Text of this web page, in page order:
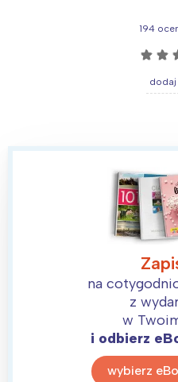
194
☆ ☆
dodaj
na
z
w
i odbierz
wybierz
Interesują
tego
Warszawa